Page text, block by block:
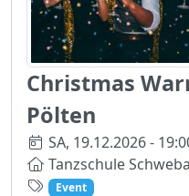
Christmas
Pölten
SA, 19.12.2026 -
Tanzschule
Event